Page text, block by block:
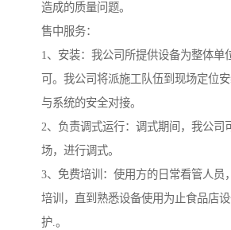
造成的质量问题。
售中服务：
1、安装：我公司所提供设备为整体单
可。我公司将派施工队伍到现场定位
与系统的安全对接。
2、负责调式运行：调式期间，我公司
场，进行调式。
3、免费培训：使用方的日常看管人员
培训，直到熟悉设备使用为止食品店
护.。